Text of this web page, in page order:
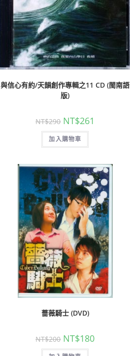
與信心有約/天韻創作專輯之11 CD (閩南語
版)
NT$290 NT$261
加入購物車
薔薇騎士 (DVD)
NT$200 NT$180